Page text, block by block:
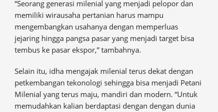
“Seorang generasi milenial yang menjadi pelopor dan
memiliki wirausaha pertanian harus mampu
mengembangkan usahanya dengan memperluas
jejaring hingga pangsa pasar yang menjadi target bisa
tembus ke pasar ekspor,” tambahnya.
Selain itu, idha mengajak milenial terus dekat dengan
petkembangan tekonologi sehingga bisa menjadi Petani
Milenial yang terus maju, mandiri dan modern. “Untuk
memudahkan kalian berdaptasi dengan dengan dunia